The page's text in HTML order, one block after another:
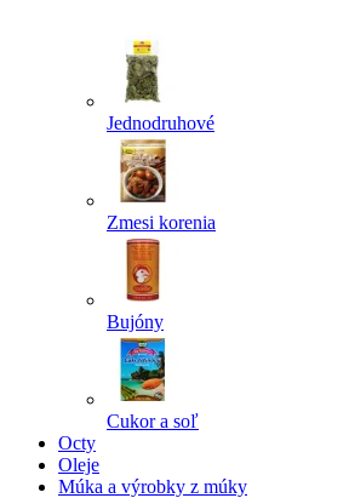
Jednodruhové
Zmesi korenia
Bujóny
Cukor a soľ
Octy
Oleje
Múka a výrobky z múky